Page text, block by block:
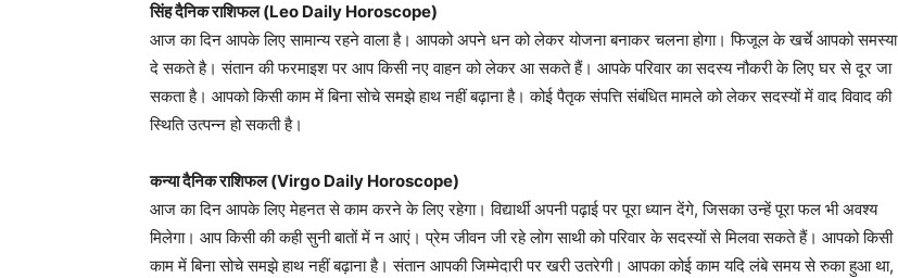
सिंह दैनिक राशिफल (Leo Daily Horoscope)
आज का दिन आपके लिए सामान्य रहने वाला है। आपको अपने धन को लेकर योजना बनाकर चलना होगा। फिजूल के खर्चे आपको समस्या
दे सकते है। संतान की फरमाइश पर आप किसी नए वाहन को लेकर आ सकते हैं। आपके परिवार का सदस्य नौकरी के लिए घर से दूर जा
सकता है। आपको किसी काम में बिना सोचे समझे हाथ नहीं बढ़ाना है। कोई पैतृक संपत्ति संबंधित मामले को लेकर सदस्यों में वाद विवाद की
स्थिति उत्पन्न हो सकती है।
कन्या दैनिक राशिफल (Virgo Daily Horoscope)
आज का दिन आपके लिए मेहनत से काम करने के लिए रहेगा। विद्यार्थी अपनी पढ़ाई पर पूरा ध्यान देंगे, जिसका उन्हें पूरा फल भी अवश्य
मिलेगा। आप किसी की कही सुनी बातों में न आएं। प्रेम जीवन जी रहे लोग साथी को परिवार के सदस्यों से मिलवा सकते हैं। आपको किसी
काम में बिना सोचे समझे हाथ नहीं बढ़ाना है। संतान आपकी जिम्मेदारी पर खरी उतरेगी। आपका कोई काम यदि लंबे समय से रुका हुआ था,